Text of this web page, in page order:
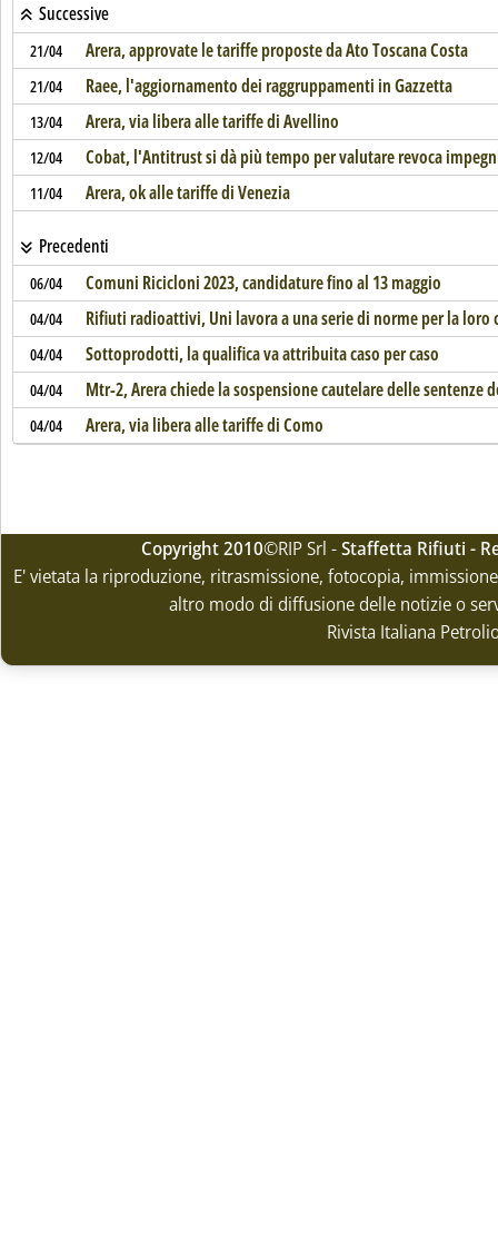
Successive
21/04 Arera, approvate le tariffe proposte da Ato Toscana Costa
21/04 Raee, l'aggiornamento dei raggruppamenti in Gazzetta
13/04 Arera, via libera alle tariffe di Avellino
12/04 Cobat, l'Antitrust si dà più tempo per valutare revoca
11/04 Arera, ok alle tariffe di Venezia
Precedenti
06/04 Comuni Ricicloni 2023, candidature fino al 13 maggio
04/04 Rifiuti radioattivi, Uni lavora a una serie di norme per la loro
04/04 Sottoprodotti, la qualifica va attribuita caso per caso
04/04 Mtr-2, Arera chiede la sospensione cautelare delle sentenze
04/04 Arera, via libera alle tariffe di Como
Copyright 2010©RIP Srl -Staffetta Rifiuti -
E' vietata la riproduzione, ritrasmissione, fotocopia,
altro modo di diffusione delle notizie o
Rivista Italiana